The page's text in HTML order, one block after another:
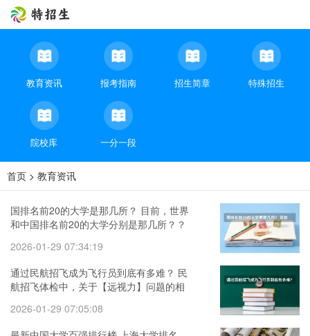
教育资讯 报考指南 招生简章 特殊招生
院校库 一分一段
首页 > 教育资讯
国排名前20的大学是那几所？ 目前，世界
和中国排名前20的大学分别是那几所？？
2026-01-29 07:34:19
通过民航招飞成为飞行员到底有多难？ 民
航招飞体检中，关于【远视力】问题的相
2026-01-29 07:05:08